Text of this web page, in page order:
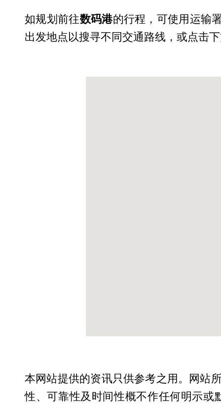
如规划前往数码港的行程，可使用运输
出发地点以搜寻不同交通路线，或点击
本网站提供的资讯只供参考之用。网站
性、可靠性及时间性概不作任何明示或